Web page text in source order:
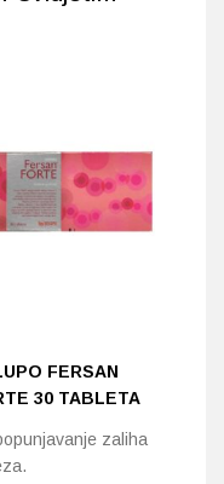
FERSAN
30 TABLETA
zaliha